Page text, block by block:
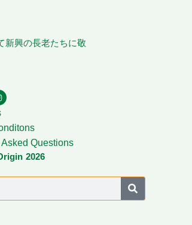
新興の長老たちに敬
Questions
2026